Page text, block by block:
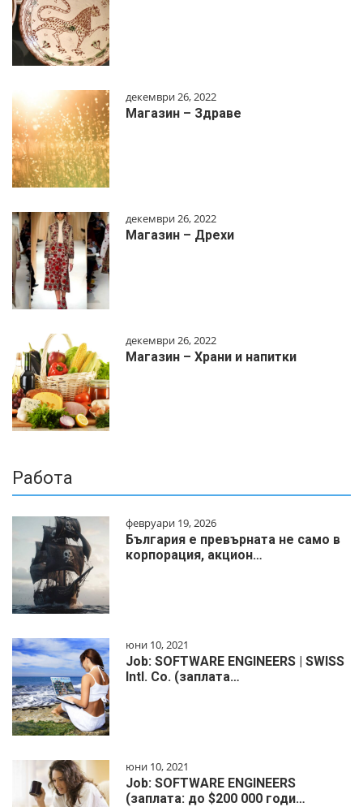
декември 26, 2022
Магазин – Здраве
декември 26, 2022
Магазин – Дрехи
декември 26, 2022
Магазин – Храни и напитки
Работа
февруари 19, 2026
България е превърната не само в
корпорация, акцион…
юни 10, 2021
Job: SOFTWARE ENGINEERS | SWISS
Intl. Co. (заплата…
юни 10, 2021
Job: SOFTWARE ENGINEERS
(заплата: до $200 000 годи…